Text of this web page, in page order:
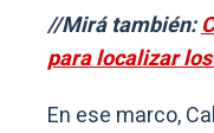
//Mirá también:
para localizar
En ese marco,